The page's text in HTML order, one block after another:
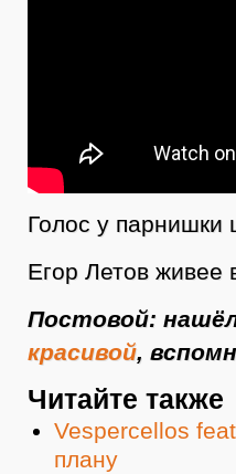
Голос у парнишки
Егор Летов живее
Постовой:
красивой,
Читайте также
Vespercellos
плану